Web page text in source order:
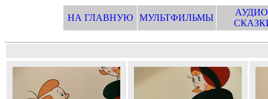
НА ГЛАВНУЮ МУЛЬТФИЛЬМЫ